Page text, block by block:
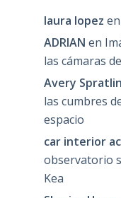
laura lopez en
ADRIAN en
las cámaras
Avery
las cumbres
espacio
car interior
observatorio
Kea